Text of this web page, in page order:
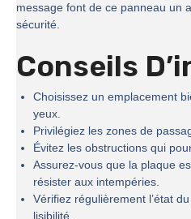
message font de ce panneau un
sécurité.
Conseils
Choisissez un emplacement
yeux.
Privilégiez les zones de
Évitez les obstructions qui
Assurez-vous que la plaque
résister aux intempéries.
Vérifiez régulièrement l’état
lisibilité.